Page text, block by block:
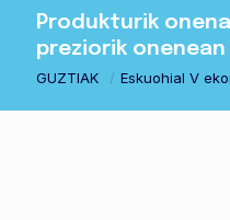
Produkturik
preziorik onenean
GUZTIAK / Eskuohial V